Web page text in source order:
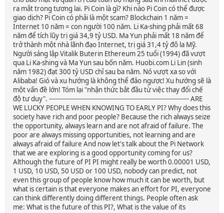
ra mắt trong tương lai. Pi Coin là gì? Khi nào Pi Coin có thể được
giao dịch? Pi Coin có phải là một scam? Blockchain 1 năm =
Internet 10 năm = con người 100 năm. Li Ka-shing phải mất 68
năm để tích lũy trị giá 34,9 tỷ USD. Ma Yun phải mất 18 năm để
trở thành một nhà lãnh đạo Internet, trị giá 31,4 tỷ đô la Mỹ.
Người sáng lập Vitalik Buterin Ethereum 25 tuổi (1994) đã vượt
qua Li Ka-shing và Ma Yun sau bốn năm. Huobi.com Li Lin (sinh
năm 1982) đạt 300 tỷ USD chỉ sau ba năm. Nó vượt xa so với
Alibaba! Gió và xu hướng là không thể đảo ngược! Xu hướng sẽ là
một vấn đề lớn! Tóm lại "nhận thức bắt đầu từ việc thay đổi chế
độ tư duy". ---------------------------------------------------------------------- ARE
WE LUCKY PEOPLE WHEN KNOWING TO EARLY PI? Why does this
society have rich and poor people? Because the rich always seize
the opportunity, always learn and are not afraid of failure. The
poor are always missing opportunities, not learning and are
always afraid of failure And now let's talk about the Pi Network
that we are exploring is a good opportunity coming for us?
Although the future of PI PI might really be worth 0.00001 USD,
1 USD, 10 USD, 50 USD or 100 USD, nobody can predict, not
even this group of people know how much it can be worth, but
what is certain is that everyone makes an effort for PI, everyone
can think differently doing different things. People often ask
me: What is the future of this PI?, What is the value of its